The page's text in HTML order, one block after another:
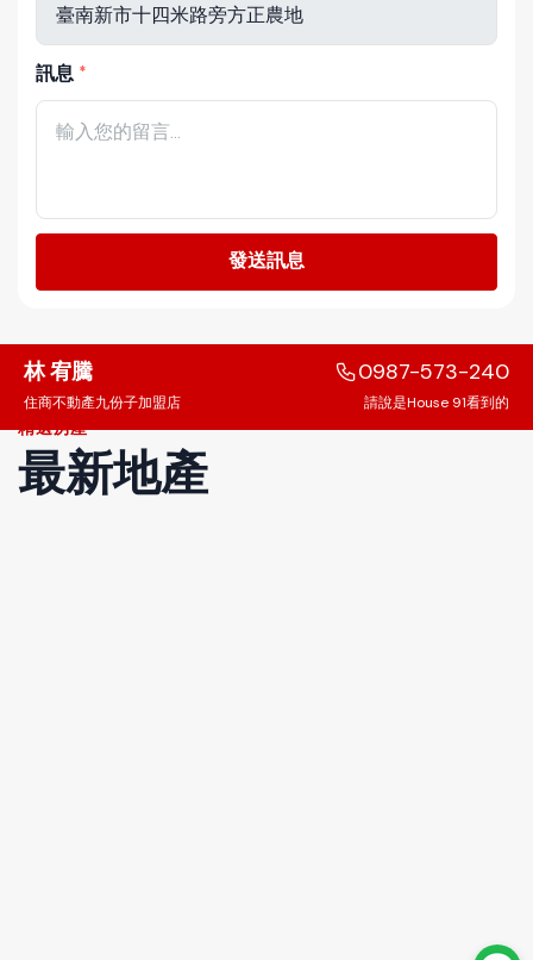
訊息
發送訊息
林 宥騰
住商不動產九份子加盟店
0987-573-240
請說是House 91看到的
精選房產
最新地產